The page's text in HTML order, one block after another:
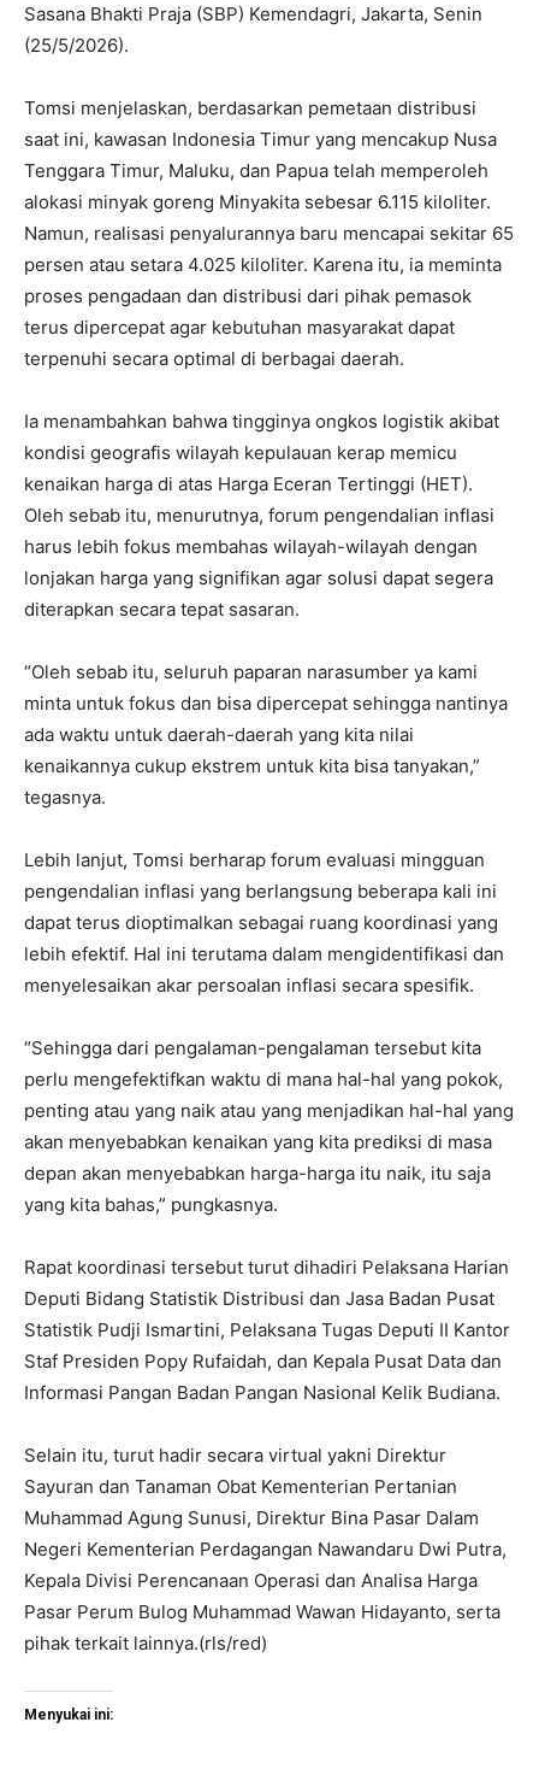
Sasana Bhakti Praja (SBP) Kemendagri, Jakarta, Senin
(25/5/2026).
Tomsi menjelaskan, berdasarkan pemetaan distribusi
saat ini, kawasan Indonesia Timur yang mencakup Nusa
Tenggara Timur, Maluku, dan Papua telah memperoleh
alokasi minyak goreng Minyakita sebesar 6.115 kiloliter.
Namun, realisasi penyalurannya baru mencapai sekitar 65
persen atau setara 4.025 kiloliter. Karena itu, ia meminta
proses pengadaan dan distribusi dari pihak pemasok
terus dipercepat agar kebutuhan masyarakat dapat
terpenuhi secara optimal di berbagai daerah.
Ia menambahkan bahwa tingginya ongkos logistik akibat
kondisi geografis wilayah kepulauan kerap memicu
kenaikan harga di atas Harga Eceran Tertinggi (HET).
Oleh sebab itu, menurutnya, forum pengendalian inflasi
harus lebih fokus membahas wilayah-wilayah dengan
lonjakan harga yang signifikan agar solusi dapat segera
diterapkan secara tepat sasaran.
“Oleh sebab itu, seluruh paparan narasumber ya kami
minta untuk fokus dan bisa dipercepat sehingga nantinya
ada waktu untuk daerah-daerah yang kita nilai
kenaikannya cukup ekstrem untuk kita bisa tanyakan,”
tegasnya.
Lebih lanjut, Tomsi berharap forum evaluasi mingguan
pengendalian inflasi yang berlangsung beberapa kali ini
dapat terus dioptimalkan sebagai ruang koordinasi yang
lebih efektif. Hal ini terutama dalam mengidentifikasi dan
menyelesaikan akar persoalan inflasi secara spesifik.
“Sehingga dari pengalaman-pengalaman tersebut kita
perlu mengefektifkan waktu di mana hal-hal yang pokok,
penting atau yang naik atau yang menjadikan hal-hal yang
akan menyebabkan kenaikan yang kita prediksi di masa
depan akan menyebabkan harga-harga itu naik, itu saja
yang kita bahas,” pungkasnya.
Rapat koordinasi tersebut turut dihadiri Pelaksana Harian
Deputi Bidang Statistik Distribusi dan Jasa Badan Pusat
Statistik Pudji Ismartini, Pelaksana Tugas Deputi II Kantor
Staf Presiden Popy Rufaidah, dan Kepala Pusat Data dan
Informasi Pangan Badan Pangan Nasional Kelik Budiana.
Selain itu, turut hadir secara virtual yakni Direktur
Sayuran dan Tanaman Obat Kementerian Pertanian
Muhammad Agung Sunusi, Direktur Bina Pasar Dalam
Negeri Kementerian Perdagangan Nawandaru Dwi Putra,
Kepala Divisi Perencanaan Operasi dan Analisa Harga
Pasar Perum Bulog Muhammad Wawan Hidayanto, serta
pihak terkait lainnya.(rls/red)
Menyukai ini: